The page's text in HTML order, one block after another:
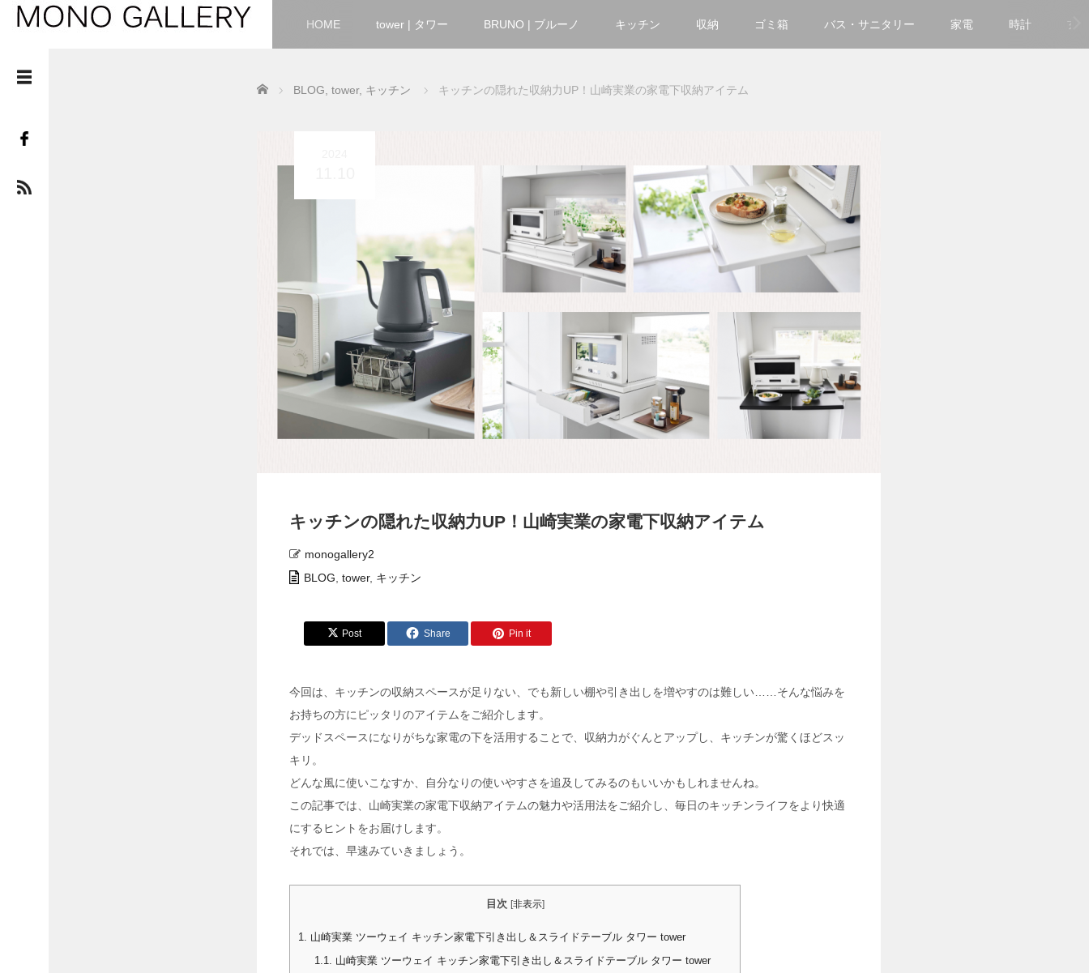
HOME tower | タワー BRUNO | ブルーノ キッチン 収納 ゴミ箱 バス・サニタリー 家電 時計 玄
Home BLOG tower, キッチン キッチンの隠れた収納力UP！山崎実業の家電下収納アイテム
キッチンの隠れた収納力UP！山崎実業の家電下収納アイテム
monogallery2
BLOG tower, キッチン
Post Share Pin it
今回は、キッチンの収納スペースが足りない、でも新しい棚や引き出しを増やすのは難しい……そんな悩みを
お持ちの方にピッタリのアイテムをご紹介します。
デッドスペースになりがちな家電の下を活用することで、収納力がぐんとアップし、キッチンが驚くほどスッ
キリ。
どんな風に使いこなすか、自分なりの使いやすさを追及してみるのもいいかもしれませんね。
この記事では、山崎実業の家電下収納アイテムの魅力や活用法をご紹介し、毎日のキッチンライフをより快適
にするヒントをお届けします。
それでは、早速みていきましょう。
目次 [非表示]
1. 山崎実業 ツーウェイ キッチン家電下引き出し＆スライドテーブル タワー tower
1.1. 山崎実業 ツーウェイ キッチン家電下引き出し＆スライドテーブル タワー tower